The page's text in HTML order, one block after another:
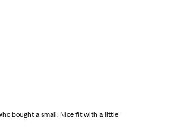
bought a small. Nice fit with a little